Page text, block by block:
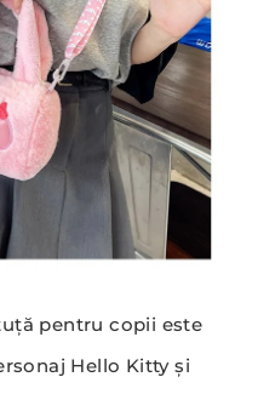
pentru copii este
Hello Kitty și